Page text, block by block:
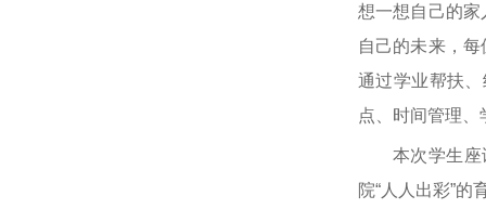
想一想自己的
自己的未来，
通过学业帮扶
点、时间管理
本次学生
院“人人出彩”